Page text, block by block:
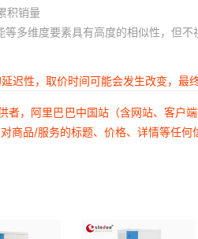
积销量
多维度要素具有高度的相似性，但不
性，取价时间可能会发生改变，最
，阿里巴巴中国站（含网站、客
商品/服务的标题、价格、详情等任